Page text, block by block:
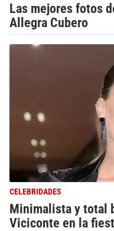
Las mejores fotos
Allegra Cubero
CELEBRIDADES
Minimalista y total
Viciconte en la